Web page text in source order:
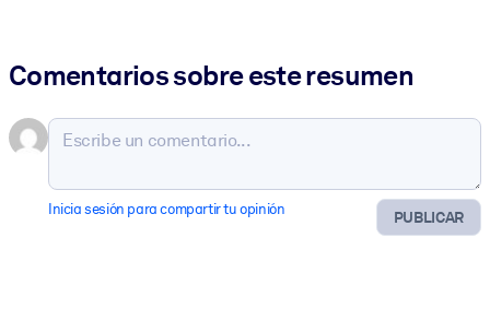
Comentarios sobre este resumen
PUBLICAR
Inicia sesión para compartir tu opinión